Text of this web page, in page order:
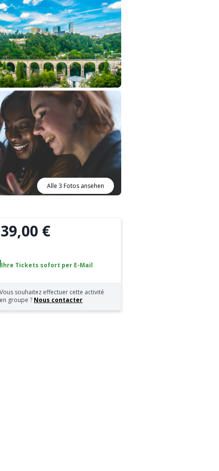
Alle 3 Fotos ansehen
39,00 €
Ihre Tickets sofort per E-Mail
Vous souhaitez effectuer cette activité
en groupe ? Nous contacter